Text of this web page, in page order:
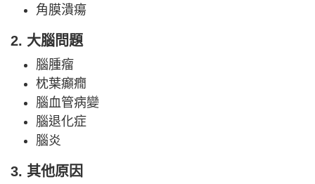
角膜潰瘍
2. 大腦問題
腦腫瘤
枕葉癲癇
腦血管病變
腦退化症
腦炎
3. 其他原因